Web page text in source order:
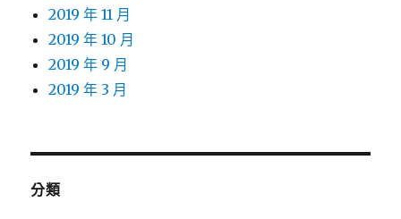
2019 年 11 月
2019 年 10 月
2019 年 9 月
2019 年 3 月
分類